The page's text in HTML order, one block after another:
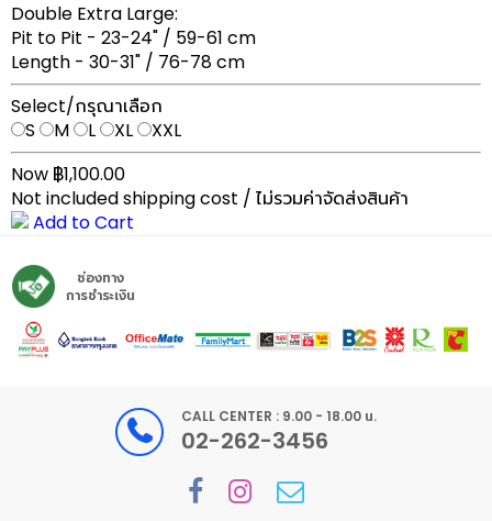
Double Extra Large:
Pit to Pit - 23-24" / 59-61 cm
Length - 30-31" / 76-78 cm
Select/กรุณาเลือก
S
M L XL
XXL
Now ฿1,100.00
Not included shipping cost / ไม่รวมค่าจัดส่งสินค้า
Add to Cart
ช่องทาง
การชำระเงิน
CALL CENTER : 9.00 - 18.00 น.
02-262-3456